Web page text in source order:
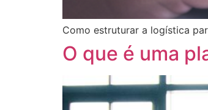
Como estruturar a logística
O que é uma